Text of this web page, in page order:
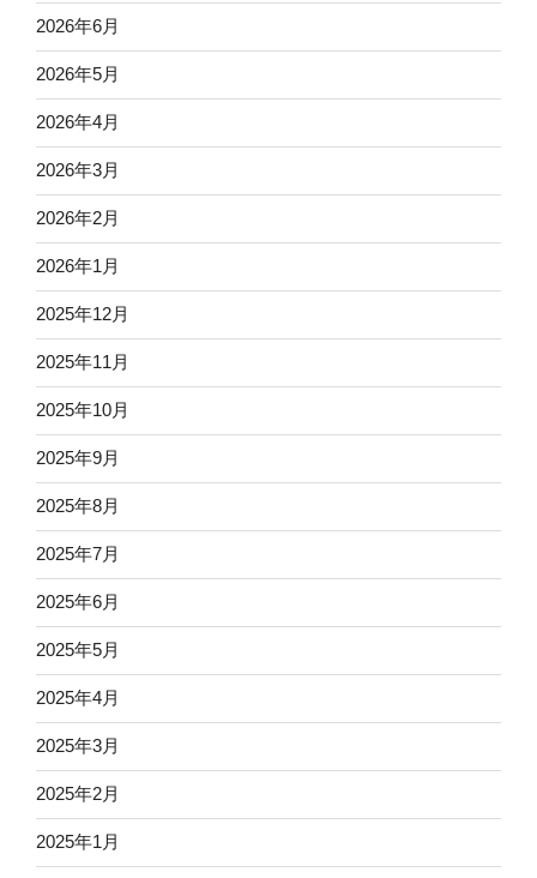
2026年6月
2026年5月
2026年4月
2026年3月
2026年2月
2026年1月
2025年12月
2025年11月
2025年10月
2025年9月
2025年8月
2025年7月
2025年6月
2025年5月
2025年4月
2025年3月
2025年2月
2025年1月